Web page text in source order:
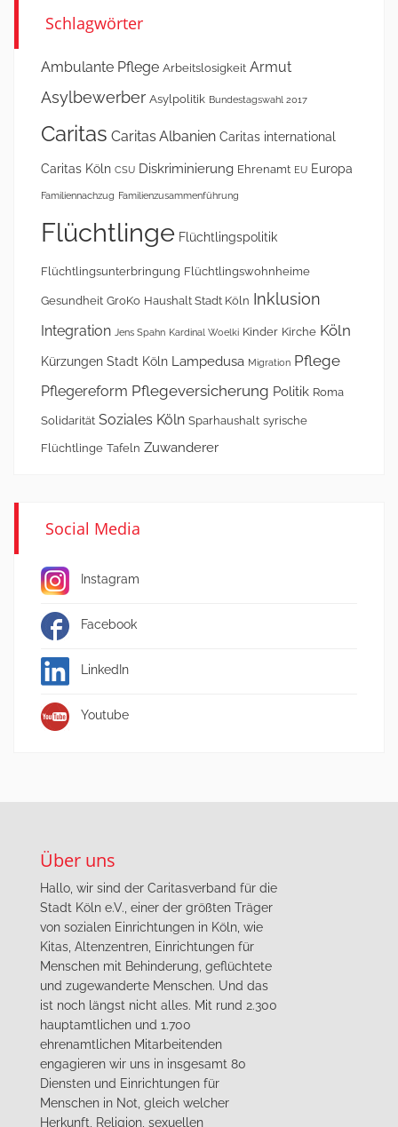
Schlagwörter
Ambulante Pflege Arbeitslosigkeit Armut
Asylbewerber Asylpolitik Bundestagswahl 2017
Caritas Caritas Albanien Caritas international
Caritas Köln CSU Diskriminierung Ehrenamt EU Europa
Familiennachzug Familienzusammenführung
Flüchtlinge Flüchtlingspolitik
Flüchtlingsunterbringung Flüchtlingswohnheime
Gesundheit GroKo Haushalt Stadt Köln Inklusion
Integration Jens Spahn Kardinal Woelki Kinder Kirche Köln
Kürzungen Stadt Köln Lampedusa Migration Pflege
Pflegereform Pflegeversicherung Politik Roma
Solidarität Soziales Köln Sparhaushalt syrische
Flüchtlinge Tafeln Zuwanderer
Social Media
Instagram
Facebook
LinkedIn
Youtube
Über uns
Hallo, wir sind der Caritasverband für die
Stadt Köln e.V., einer der größten Träger
von sozialen Einrichtungen in Köln, wie
Kitas, Altenzentren, Einrichtungen für
Menschen mit Behinderung, geflüchtete
und zugewanderte Menschen. Und das
ist noch längst nicht alles. Mit rund 2.300
hauptamtlichen und 1.700
ehrenamtlichen Mitarbeitenden
engagieren wir uns in insgesamt 80
Diensten und Einrichtungen für
Menschen in Not, gleich welcher
Herkunft, Religion, sexuellen